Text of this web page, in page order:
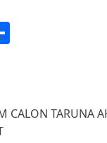
CALON TARUNA